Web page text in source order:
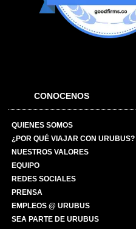
CONOCENOS
QUIENES SOMOS
¿POR QUÉ VIAJAR CON URUBUS?
NUESTROS VALORES
EQUIPO
REDES SOCIALES
PRENSA
EMPLEOS @ URUBUS
SEA PARTE DE URUBUS